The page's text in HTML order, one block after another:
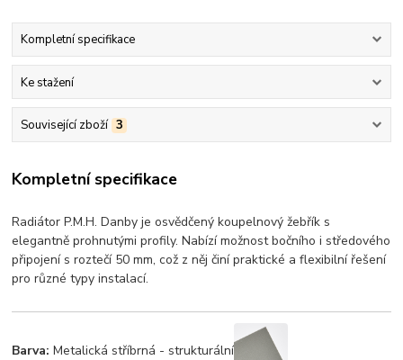
Kompletní specifikace
Ke stažení
Související zboží 3
Kompletní specifikace
Radiátor P.M.H. Danby je osvědčený koupelnový žebřík s
elegantně prohnutými profily. Nabízí možnost bočního i středového
připojení s roztečí 50 mm, což z něj činí praktické a flexibilní řešení
pro různé typy instalací.
Barva: Metalická stříbrná - strukturální